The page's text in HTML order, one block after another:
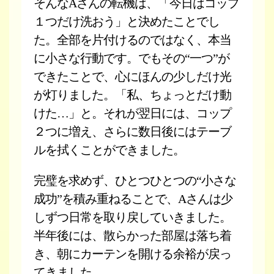
そんなAさんの転機は、「今日はコップ
１つだけ洗おう」と決めたことでし
た。全部を片付けるのではなく、本当
に小さな行動です。でもその“一つ”が
できたことで、心にほんの少しだけ光
が灯りました。「私、ちょっとだけ動
けた…」と。それが翌日には、コップ
２つに増え、さらに数日後にはテーブ
ルを拭くことができました。
完璧を求めず、ひとつひとつの“小さな
成功”を積み重ねることで、Aさんは少
しずつ日常を取り戻していきました。
半年後には、散らかった部屋は落ち着
き、朝にカーテンを開ける余裕が戻っ